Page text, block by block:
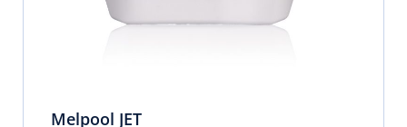
Melpool JET